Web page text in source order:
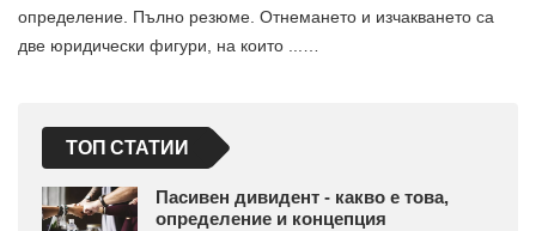
определение. Пълно резюме. Отнемането и изчакването са
две юридически фигури, на които ...…
ТОП СТАТИИ
Пасивен дивидент - какво е това,
определение и концепция